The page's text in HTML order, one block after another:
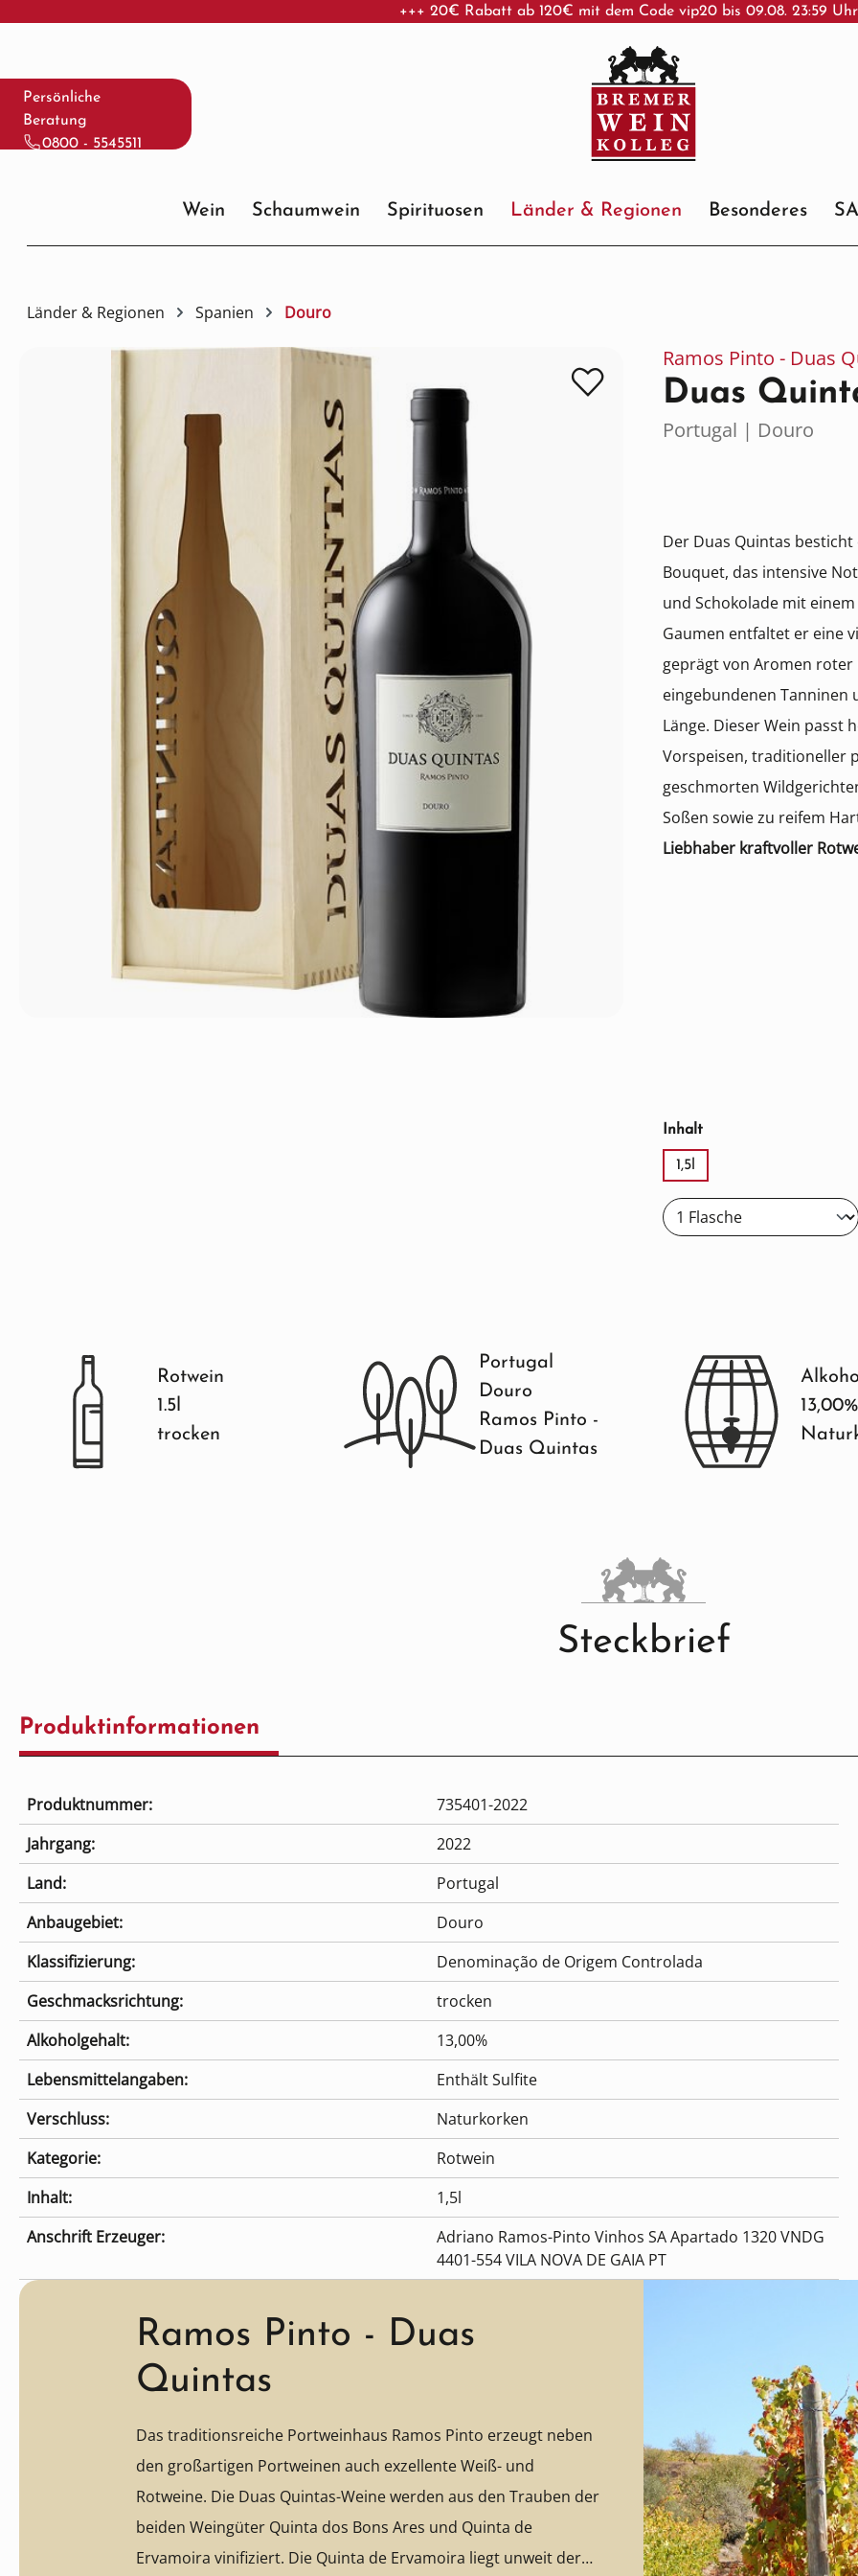
Hauptinhalt springen
Zur Suche springen
Zur Hauptnavigation springen
Persönliche
Beratung
0800 - 5545511
+++ 20€ Rabatt ab 120€ mit dem Code vip20 bis 09.08. 23:59
Wein Schaumwein Spirituosen Länder & Regionen Besonderes
Länder & Regionen Spanien Douro
Bildergalerie überspringen Ramos Pinto - Duas
Duas
Portugal | Douro
Der Duas Quintas
Bouquet, das intensive
und Schokolade mit
Gaumen entfaltet er eine
geprägt von Aromen
eingebundenen Tanninen
Länge. Dieser Wein passt
Vorspeisen, traditioneller
geschmorten
Soßen sowie zu reifem
Liebhaber kraftvoller
Inhaltauswählen
1,5l
Rotwein
1.5l
trocken
Portugal
Douro
Ramos Pinto -
Duas Quintas
13,00%
Steckbrief
Produktinformationen
Produktnummer: 735401-2022
Kategorie: Rotwein
Lebensmittelangaben: Enthält Sulfite
Land:
Portugal
Anbaugebiet:
Douro
Jahrgang: 2022
Geschmacksrichtung:
trocken
Alkoholgehalt:
13,00%
Klassifizierung: Denominação de Origem Controlada
Verschluss: Naturkorken
Inhalt:
1,5l
Anschrift Erzeuger:
Adriano Ramos-Pinto Vinhos SA Apartado 1320 VNDG
4401-554 VILA NOVA DE GAIA PT
Ramos Pinto - Duas
Quintas
Das traditionsreiche Portweinhaus Ramos Pinto erzeugt neben
den großartigen Portweinen auch exzellente Weiß- und
Rotweine. Die Duas Quintas-Weine werden aus den Trauben der
beiden Weingüter Quinta dos Bons Ares und Quinta de
Ervamoira vinifiziert. Die Quinta de Ervamoira liegt unweit der